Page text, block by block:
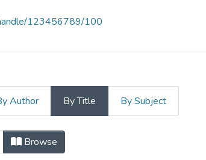
123456789/100
Author By Title By Subject
TitleBrowse